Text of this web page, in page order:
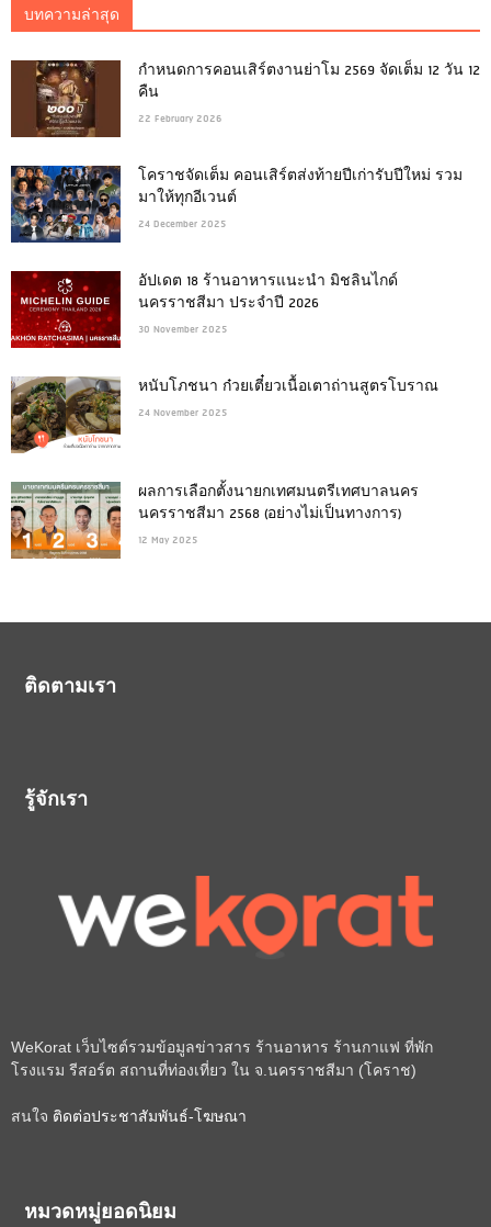
บทความล่าสุด
กำหนดการคอนเสิร์ตงานย่าโม 2569 จัดเต็ม 12 วัน 12
คืน
22 February 2026
โคราชจัดเต็ม คอนเสิร์ตส่งท้ายปีเก่ารับปีใหม่ รวม
มาให้ทุกอีเวนต์
24 December 2025
อัปเดต 18 ร้านอาหารแนะนำ มิชลินไกด์
นครราชสีมา ประจำปี 2026
30 November 2025
หนับโภชนา ก๋วยเตี๋ยวเนื้อเตาถ่านสูตรโบราณ
24 November 2025
ผลการเลือกตั้งนายกเทศมนตรีเทศบาลนคร
นครราชสีมา 2568 (อย่างไม่เป็นทางการ)
12 May 2025
ติดตามเรา
รู้จักเรา
WeKorat เว็บไซต์รวมข้อมูลข่าวสาร ร้านอาหาร ร้านกาแฟ ที่พัก
โรงแรม รีสอร์ต สถานที่ท่องเที่ยว ใน จ.นครราชสีมา (โคราช)
สนใจ ติดต่อประชาสัมพันธ์-โฆษณา
หมวดหมู่ยอดนิยม